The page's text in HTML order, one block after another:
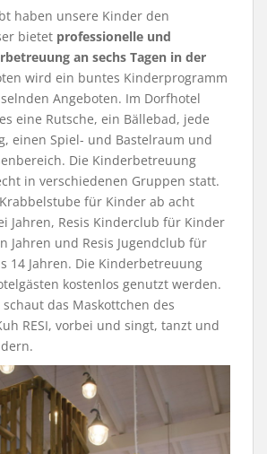
haben unsere Kinder den
bietet professionelle und
an sechs Tagen in der
wird ein buntes Kinderprogramm
Angeboten. Im Dorfhotel
eine Rutsche, ein Bällebad, jede
einen Spiel- und Bastelraum und
Die Kinderbetreuung
in verschiedenen Gruppen statt.
für Kinder ab acht
Jahren, Resis Kinderclub für Kinder
Jahren und Resis Jugendclub für
14 Jahren. Die Kinderbetreuung
kostenlos genutzt werden.
das Maskottchen des
RESI, vorbei und singt, tanzt und